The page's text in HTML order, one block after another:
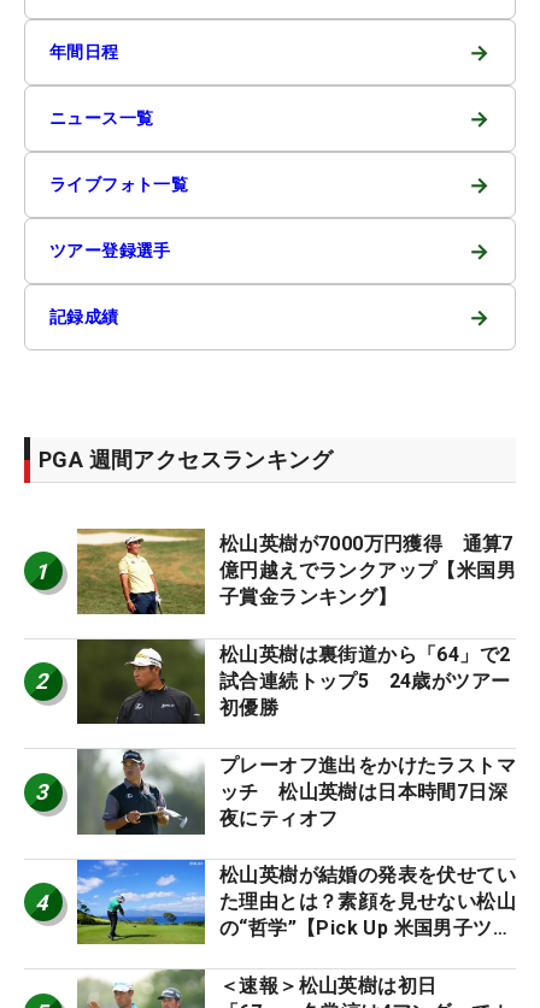
年間日程 →
ニュース一覧 →
ライブフォト一覧 →
ツアー登録選手 →
記録成績 →
PGA 週間アクセスランキング
1
松山英樹が7000万円獲得 通算7
億円越えでランクアップ【米国男
子賞金ランキング】
2
松山英樹は裏街道から「64」で2
試合連続トップ5 24歳がツアー
初優勝
3
プレーオフ進出をかけたラストマ
ッチ 松山英樹は日本時間7日深
夜にティオフ
4
松山英樹が結婚の発表を伏せてい
た理由とは？素顔を見せない松山
の“哲学”【Pick Up 米国男子ツア
＜速報＞松山英樹は初日